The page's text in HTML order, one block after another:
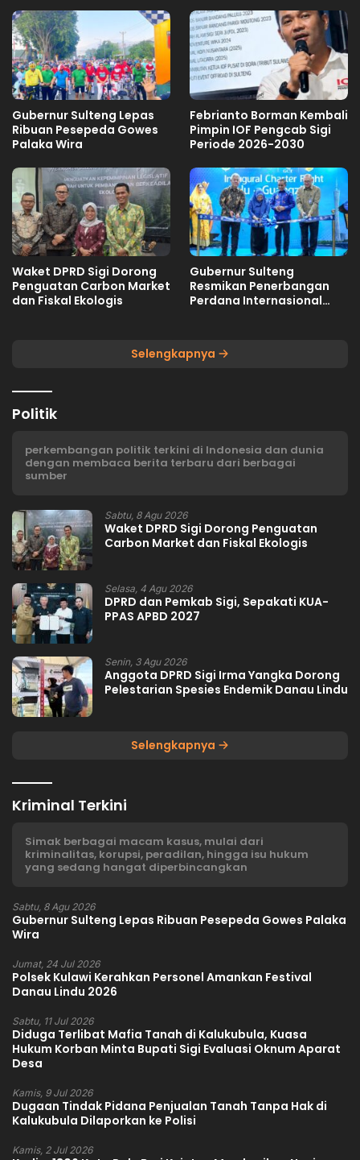
Gubernur Sulteng Lepas
Ribuan Pesepeda Gowes
Palaka Wira
Febrianto Borman Kembali
Pimpin IOF Pengcab Sigi
Periode 2026-2030
Waket DPRD Sigi Dorong
Penguatan Carbon Market
dan Fiskal Ekologis
Gubernur Sulteng
Resmikan Penerbangan
Perdana Internasional
Selengkapnya
Politik
perkembangan politik terkini di Indonesia dan dunia
dengan membaca berita terbaru dari berbagai
sumber
Sabtu, 8 Agu 2026
Waket DPRD Sigi Dorong Penguatan
Carbon Market dan Fiskal Ekologis
Selasa, 4 Agu 2026
DPRD dan Pemkab Sigi, Sepakati KUA-
PPAS APBD 2027
Senin, 3 Agu 2026
Anggota DPRD Sigi Irma Yangka Dorong
Pelestarian Spesies Endemik Danau Lindu
Selengkapnya
Kriminal Terkini
Simak berbagai macam kasus, mulai dari
kriminalitas, korupsi, peradilan, hingga isu hukum
yang sedang hangat diperbincangkan
Sabtu, 8 Agu 2026
Gubernur Sulteng Lepas Ribuan Pesepeda Gowes Palaka
Wira
Jumat, 24 Jul 2026
Polsek Kulawi Kerahkan Personel Amankan Festival
Danau Lindu 2026
Sabtu, 11 Jul 2026
Diduga Terlibat Mafia Tanah di Kalukubula, Kuasa
Hukum Korban Minta Bupati Sigi Evaluasi Oknum Aparat
Desa
Kamis, 9 Jul 2026
Dugaan Tindak Pidana Penjualan Tanah Tanpa Hak di
Kalukubula Dilaporkan ke Polisi
Kamis, 2 Jul 2026